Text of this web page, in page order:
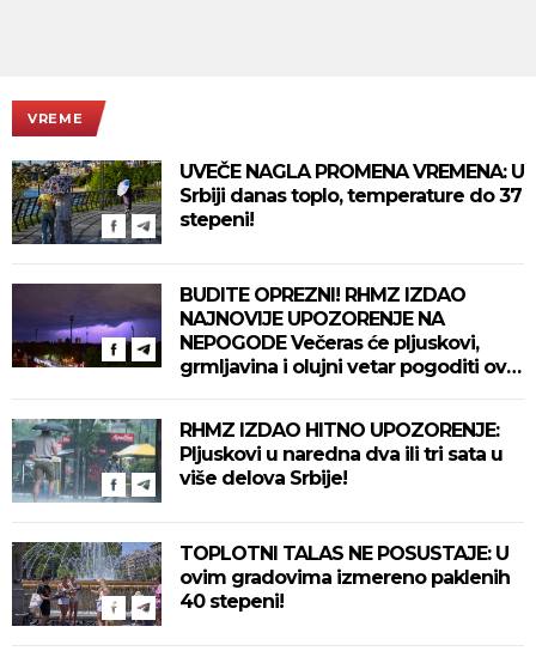
VREME
UVEČE NAGLA PROMENA VREMENA: U
Srbiji danas toplo, temperature do 37
stepeni!
BUDITE OPREZNI! RHMZ IZDAO
NAJNOVIJE UPOZORENJE NA
NEPOGODE Večeras će pljuskovi,
grmljavina i olujni vetar pogoditi ove
RHMZ IZDAO HITNO UPOZORENJE:
Pljuskovi u naredna dva ili tri sata u
više delova Srbije!
TOPLOTNI TALAS NE POSUSTAJE: U
ovim gradovima izmereno paklenih
40 stepeni!